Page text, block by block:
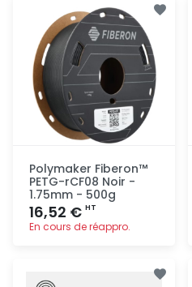
rapide
Polymaker Fiberon™
PETG-rCF08 Noir -
1.75mm - 500g
16,52 € HT
En cours de réappro.